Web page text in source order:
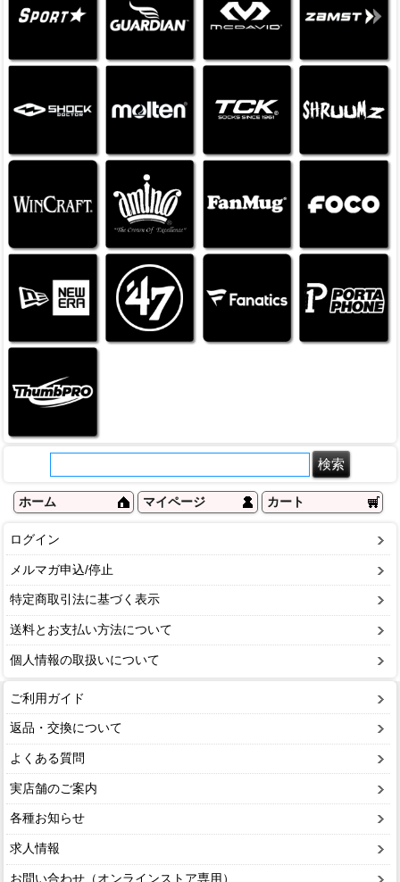
ホーム マイページ カート
ログイン
メルマガ申込/停止
特定商取引法に基づく表示
送料とお支払い方法について
個人情報の取扱いについて
ご利用ガイド
返品・交換について
よくある質問
実店舗のご案内
各種お知らせ
求人情報
お問い合わせ（オンラインストア専用）